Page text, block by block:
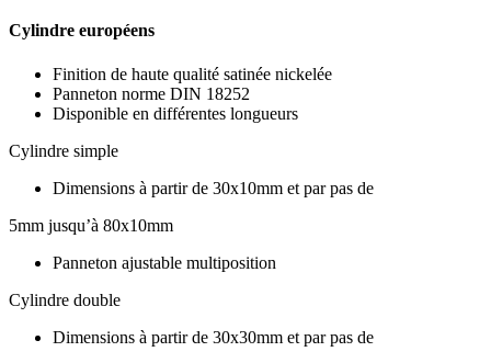
Cylindre européens
Finition de haute qualité satinée nickelée
Panneton norme DIN 18252
Disponible en différentes longueurs
Cylindre simple
Dimensions à partir de 30x10mm et par pas de
5mm jusqu’à 80x10mm
Panneton ajustable multiposition
Cylindre double
Dimensions à partir de 30x30mm et par pas de